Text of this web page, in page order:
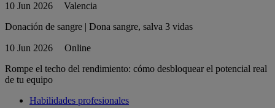
10 Jun 2026
Valencia
Donación de sangre | Dona sangre, salva 3 vidas
10 Jun 2026
Online
Rompe el techo del rendimiento: cómo desbloquear el potencial real
de tu equipo
Habilidades profesionales